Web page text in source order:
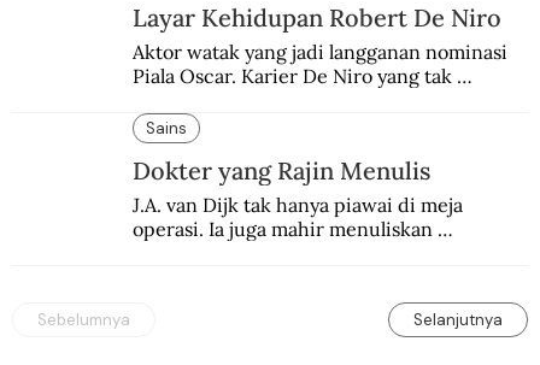
Layar Kehidupan Robert De Niro
Aktor watak yang jadi langganan nominasi
Piala Oscar. Karier De Niro yang tak
lebih dari setengah abad.
Sains
Dokter yang Rajin Menulis
J.A. van Dijk tak hanya piawai di meja
operasi. Ia juga mahir menuliskan
Sebelumnya Selanjutnya